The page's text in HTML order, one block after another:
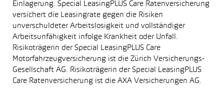
Einlagerung. Special LeasingPLUS Care Ratenversicherung
versichert die Leasingrate gegen die Risiken
unverschuldeter Arbeitslosigkeit und vollständiger
Arbeitsunfähigkeit infolge Krankheit oder Unfall.
Risikoträgerin der Special LeasingPLUS Care
Motorfahrzeugversicherung ist die Zürich Versicherungs-
Gesellschaft AG. Risikoträgerin der Special LeasingPLUS
Care Ratenversicherung ist die AXA Versicherungen AG.